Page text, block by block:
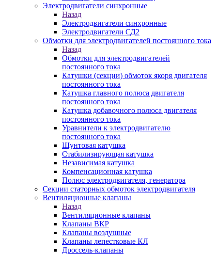
Электродвигатели синхронные
Назад
Электродвигатели синхронные
Электродвигатели СД2
Обмотки для электродвигателей постоянного тока
Назад
Обмотки для электродвигателей
постоянного тока
Катушки (секции) обмоток якоря двигателя
постоянного тока
Катушка главного полюса двигателя
постоянного тока
Катушка добавочного полюса двигателя
постоянного тока
Уравнители к электродвигателю
постоянного тока
Шунтовая катушка
Стабилизирующая катушка
Независимая катушка
Компенсационная катушка
Полюс электродвигателя, генератора
Секции статорных обмоток электродвигателя
Вентиляционные клапаны
Назад
Вентиляционные клапаны
Клапаны ВКР
Клапаны воздушные
Клапаны лепестковые КЛ
Дроссель-клапаны